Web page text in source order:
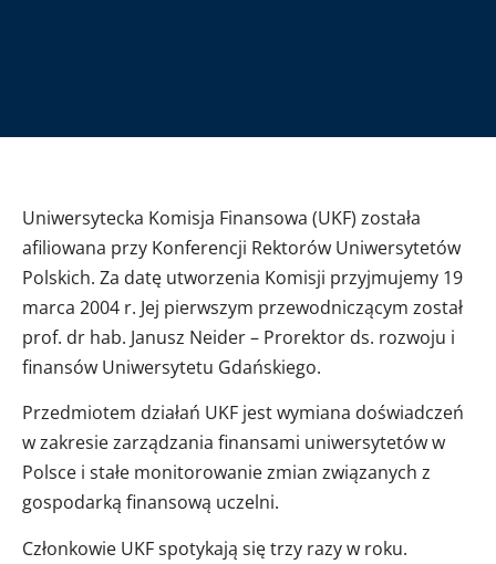
Uniwersytecka Komisja Finansowa (UKF) została
afiliowana przy Konferencji Rektorów Uniwersytetów
Polskich. Za datę utworzenia Komisji przyjmujemy 19
marca 2004 r. Jej pierwszym przewodniczącym został
prof. dr hab. Janusz Neider – Prorektor ds. rozwoju i
finansów Uniwersytetu Gdańskiego.
Przedmiotem działań UKF jest wymiana doświadczeń
w zakresie zarządzania finansami uniwersytetów w
Polsce i stałe monitorowanie zmian związanych z
gospodarką finansową uczelni.
Członkowie UKF spotykają się trzy razy w roku.